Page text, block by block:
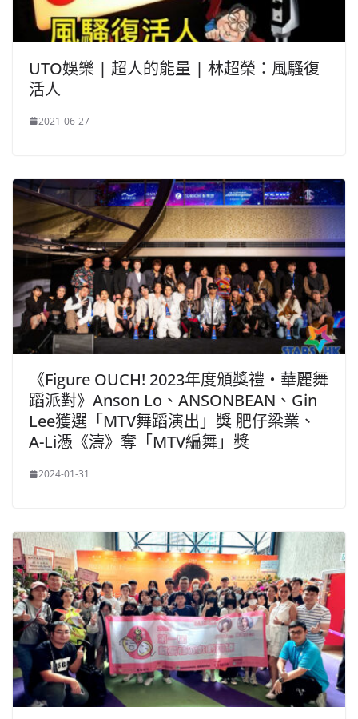
UTO娛樂 | 超人的能量 | 林超榮：風騷復
活人
2021-06-27
《Figure OUCH! 2023年度頒獎禮・華麗舞
蹈派對》Anson Lo、ANSONBEAN、Gin
Lee獲選「MTV舞蹈演出」獎 肥仔梁業、
A-Li憑《濤》奪「MTV編舞」獎
2024-01-31